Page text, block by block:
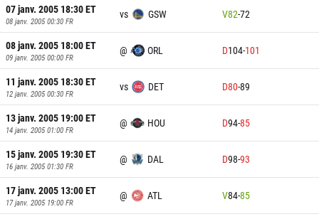
07 janv. 2005 18:30ET
08 janv. 2005 00:30 FR
vs GSW V82-72
08 janv. 2005 18:00ET
09 janv. 2005 00:00 FR
@ ORL D104-101
11 janv. 2005 18:30ET
12 janv. 2005 00:30 FR
vs DET D80-89
13 janv. 2005 19:00ET
14 janv. 2005 01:00 FR
@ HOU D94-85
15 janv. 2005 19:30ET
16 janv. 2005 01:30 FR
@ DAL D98-93
17 janv. 2005 13:00ET
17 janv. 2005 19:00 FR
@ ATL V84-85